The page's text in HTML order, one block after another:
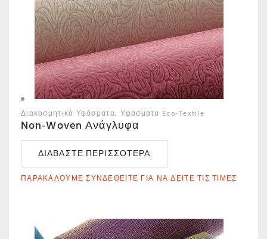
Διακοσμητικά Υφάσματα Υφάσματα Eco-Textile
Non-Woven Ανάγλυφα
ΔΙΑΒΆΣΤΕ ΠΕΡΙΣΣΌΤΕΡΑ
ΠΑΡΑΚΑΛΟΎΜΕ ΣΥΝΔΕΘΕΊΤΕ ΓΙΑ ΝΑ ΔΕΊΤΕ ΤΙΣ ΤΙΜΈΣ